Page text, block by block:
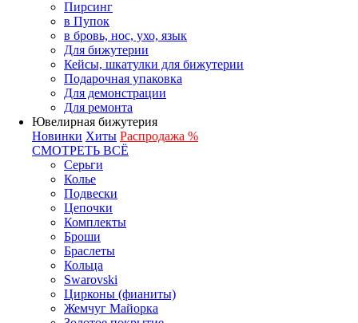
Пирсинг
в Пупок
в бровь, нос, ухо, язык
Для бижутерии
Кейсы, шкатулки для бижутерии
Подарочная упаковка
Для демонстрации
Для ремонта
Ювелирная бижутерия
Новинки Хиты Распродажа %
СМОТРЕТЬ ВСЁ
Серьги
Колье
Подвески
Цепочки
Комплекты
Броши
Браслеты
Кольца
Swarovski
Цирконы (фианиты)
Жемчуг Майорка